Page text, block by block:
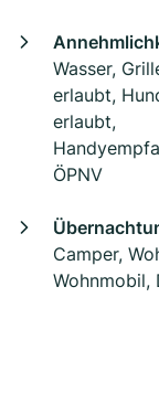
Wasser,
erlaubt,
erlaubt,
ÖPNV
Camper,
Wohnmobil,